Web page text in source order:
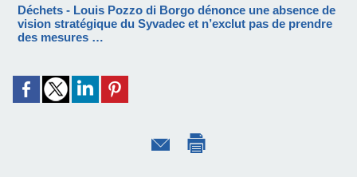
Déchets - Louis Pozzo di Borgo dénonce une absence de
vision stratégique du Syvadec et n’exclut pas de prendre
des mesures …